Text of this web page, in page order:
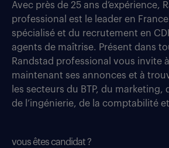
Avec près de 25 ans d’expérience,
professional est le leader en
spécialisé et du recrutement en
agents de maîtrise. Présent dans
Randstad professional vous invite
maintenant ses annonces et à
les secteurs du BTP, du marketing,
de l’ingénierie, de la comptabilité
vous êtes candidat ?